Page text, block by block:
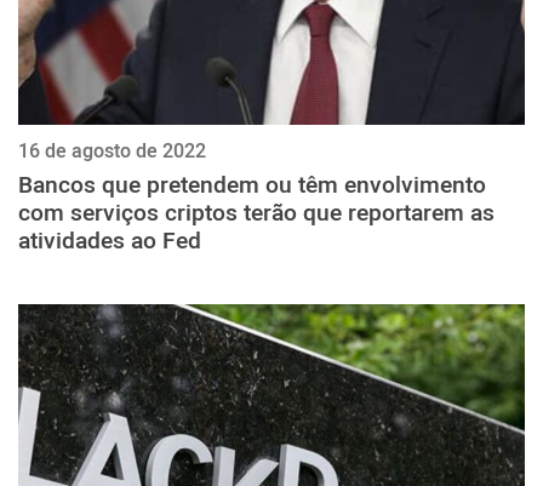
16 de agosto de 2022
Bancos que pretendem ou têm envolvimento
com serviços criptos terão que reportarem as
atividades ao Fed